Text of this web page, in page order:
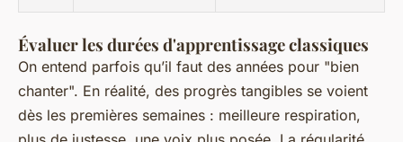
Évaluer les durées d'apprentissage classiques
On entend parfois qu’il faut des années pour "bien
chanter". En réalité, des progrès tangibles se voient
dès les premières semaines : meilleure respiration,